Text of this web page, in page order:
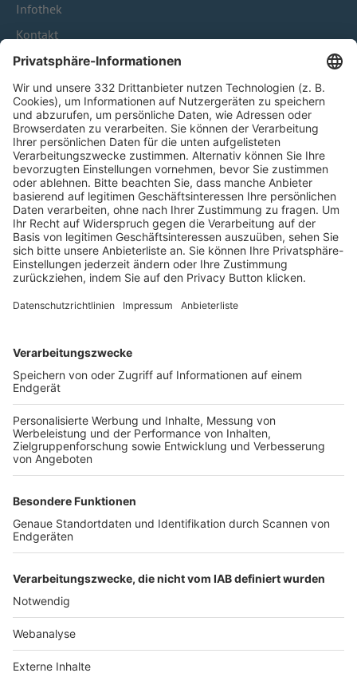
Infothek
Kontakt
HÄUFIG BESUCHTE SEITEN
Pässe und Vereinswechsel
Trainerausbildung
Schulungsangebot Vereinsmitarbeiter
BFV-Geschäftsstellen
Trainerbörse
Login SpielPlus
FOLGE DEM BFV
TOP-VEREINE
TOP-PARTNER
Nutzungsbedingungen Datenschutz Impressum